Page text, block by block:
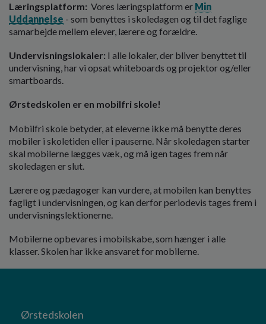
Læringsplatform: Vores læringsplatform er Min
Uddannelse - som benyttes i skoledagen og til det faglige
samarbejde mellem elever, lærere og forældre.
Undervisningslokaler: I alle lokaler, der bliver benyttet til
undervisning, har vi opsat whiteboards og projektor og/eller
smartboards.
Ørstedskolen er en mobilfri skole!
Mobilfri skole betyder, at eleverne ikke må benytte deres
mobiler i skoletiden eller i pauserne. Når skoledagen starter
skal mobilerne lægges væk, og må igen tages frem når
skoledagen er slut.
Lærere og pædagoger kan vurdere, at mobilen kan benyttes
fagligt i undervisningen, og kan derfor periodevis tages frem i
undervisningslektionerne.
Mobilerne opbevares i mobilskabe, som hænger i alle
klasser. Skolen har ikke ansvaret for mobilerne.
Ørstedskolen